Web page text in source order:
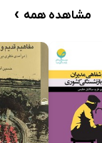
مشاهده همه ›